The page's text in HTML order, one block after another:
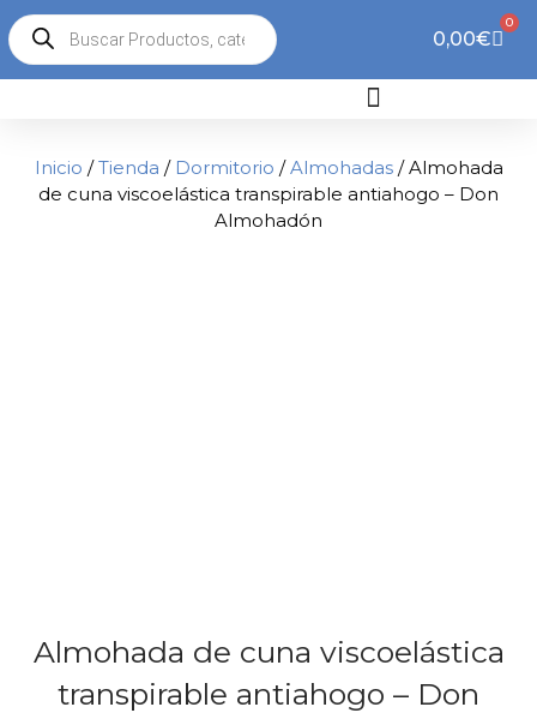
0,00€
0
Inicio /Tienda / Dormitorio /Almohadas/ Almohada
de cuna viscoelástica transpirable antiahogo – Don
Almohadón
Almohada de cuna viscoelástica
transpirable antiahogo – Don